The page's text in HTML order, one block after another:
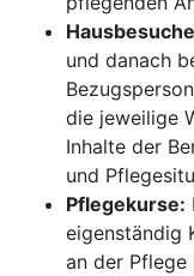
und danach
die jeweilige
Inhalte der
und
Pflegekurse:
eigenständig
an der Pflege